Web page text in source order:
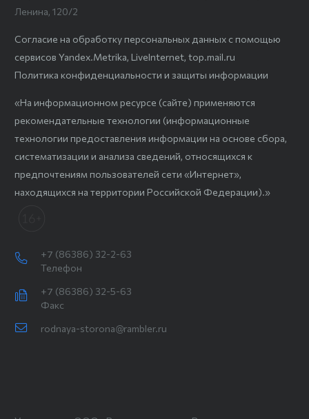
Ленина, 120/2
Согласие на обработку персональных данных с помощью
сервисов Yandex.Metrika, LiveInternet, top.mail.ru
Политика конфиденциальности и защиты информации
«На информационном ресурсе (сайте) применяются
рекомендательные технологии (информационные
технологии предоставления информации на основе сбора,
систематизации и анализа сведений, относящихся к
предпочтениям пользователей сети «Интернет»,
находящихся на территории Российской Федерации).»
+7 (86386) 32-2-63
Телефон
+7 (86386) 32-5-63
Факс
rodnaya-storona@rambler.ru